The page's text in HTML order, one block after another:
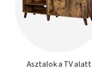
Asztalok a TV alatt